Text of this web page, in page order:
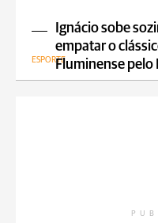
Ignácio sobe
empatar o
Fluminense pelo
ESPORTE